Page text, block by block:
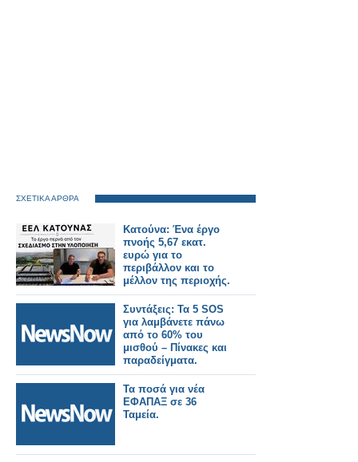
ΣΧΕΤΙΚΑ ΑΡΘΡΑ
Κατούνα: Ένα έργο
πνοής 5,67 εκατ.
ευρώ για το
περιβάλλον και το
μέλλον της περιοχής.
Συντάξεις: Τα 5 SOS
για λαμβάνετε πάνω
από το 60% του
μισθού – Πίνακες και
παραδείγματα.
Τα ποσά για νέα
ΕΦΑΠΑΞ σε 36
Ταμεία.